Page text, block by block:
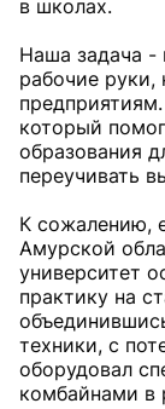
в школах.
Наша задача -
рабочие
который
образования
переучивать
К сожалению,
Амурской
университет
практику на
техники, с
оборудовал
комбайнами в